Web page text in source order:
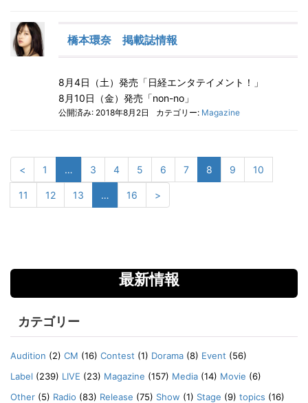
橋本環奈 掲載誌情報
8月4日（土）発売「日経エンタテイメント！」
8月10日（金）発売「non-no」
公開済み: 2018年8月2日 カテゴリー: Magazine
< 1 … 3 4 5 6 7 8 9 10
11 12 13 … 16 >
最新情報
カテゴリー
Audition (2) CM (16) Contest (1) Dorama (8) Event (56)
Label (239) LIVE (23) Magazine (157) Media (14) Movie (6)
Other (5) Radio (83) Release (75) Show (1) Stage (9) topics (16)